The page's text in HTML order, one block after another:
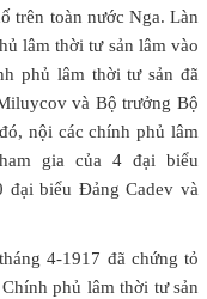
trên toàn nước Nga. Làn
lâm thời tư sản lâm vào
phủ lâm thời tư sản đã
và Bộ trưởng Bộ
nội các chính phủ lâm
gia của 4 đại biểu
đại biểu Đảng Cadev và
4-1917 đã chứng tỏ
phủ lâm thời tư sản